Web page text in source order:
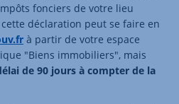
fonciers de votre lieu
déclaration peut se faire en
à partir de votre espace
"Biens immobiliers", mais
de 90 jours à compter de la